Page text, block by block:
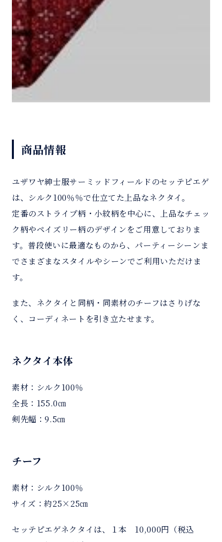
商品情報
ユザワヤ紳士服サーミッドフィールドのセッテピエゲ
は、シルク100％％で仕立てた上品なネクタイ。
定番のストライプ柄・小紋柄を中心に、上品なチェッ
ク柄やペイズリー柄のデザインをご用意しておりま
す。普段使いに最適なものから、パーティーシーンま
でさまざまなスタイルやシーンでご利用いただけま
す。
また、ネクタイと同柄・同素材のチーフはさりげな
く、コーディネートを引き立たせます。
ネクタイ本体
素材：シルク100％
全長：155.0㎝
剣先幅：9.5㎝
チーフ
素材：シルク100％
サイズ：約25×25㎝
セッテピエゲネクタイは、１本 10,000円（税込